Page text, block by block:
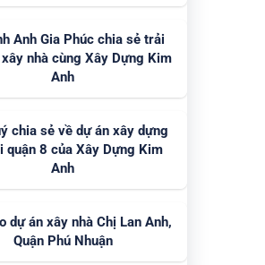
Anh Gia Phúc chia sẻ trải
nhà cùng Xây Dựng Kim
Anh
chia sẻ về dự án xây dựng
quận 8 của Xây Dựng Kim
Anh
dự án xây nhà Chị Lan Anh,
Quận Phú Nhuận